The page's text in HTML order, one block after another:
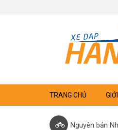
TRANG CHỦ
Nguyên bản